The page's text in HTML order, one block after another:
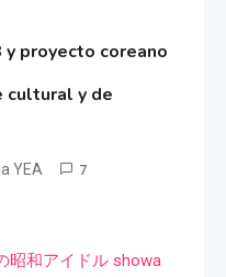
proyecto coreano
cultural y de
YEA 7
昭和アイドル showa